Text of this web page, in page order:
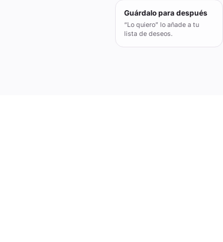
Guárdalo para después
“Lo quiero” lo añade a tu
lista de deseos.